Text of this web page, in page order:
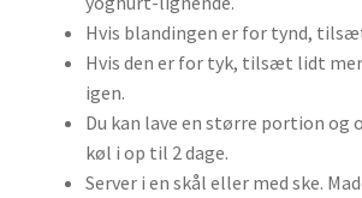
Hvis blandingen er for tynd,
Hvis den er for tyk, tilsæt lidt
igen.
Du kan lave en større portion og
køl i op til 2 dage.
Server i en skål eller med ske.